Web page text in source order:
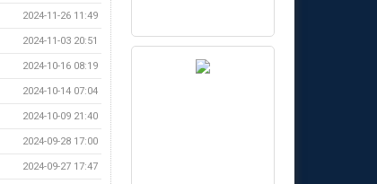
2024-11-26 11:49
2024-11-03 20:51
2024-10-16 08:19
2024-10-14 07:04
2024-10-09 21:40
2024-09-28 17:00
2024-09-27 17:47